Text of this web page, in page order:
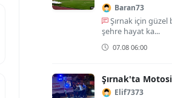
Baran73
Şırnak için
şehre hayat ka...
07.08 06:00
Şırnak'ta
Elif7373